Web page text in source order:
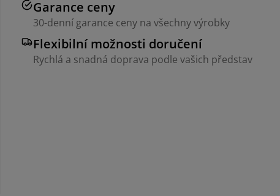
Garance ceny
30-denní garance ceny na všechny výrobky
Flexibilní možnosti doručení
Rychlá a snadná doprava podle vašich představ